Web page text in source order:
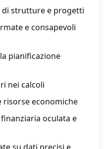
di strutture e progetti
e consapevoli
pianificazione
nei calcoli
risorse economiche
oculata e